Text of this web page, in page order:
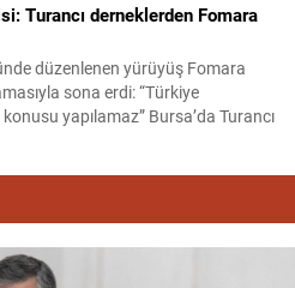
Turancı derneklerden Fomara
düzenlenen yürüyüş Fomara
sona erdi: “Türkiye
yapılamaz” Bursa’da Turancı
gerçekleştirilen basın
üniter yapısı, millî egemenlik,